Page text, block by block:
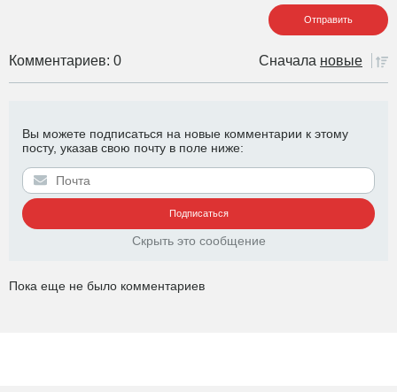
Комментариев: 0 Сначала новые
Вы можете подписаться на новые комментарии к этому
посту, указав свою почту в поле ниже:
Скрыть это сообщение
Пока еще не было комментариев